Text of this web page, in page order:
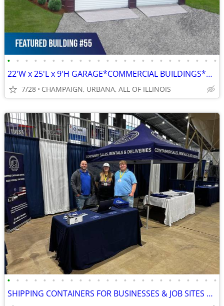
• • • • • • • • • • • • • • • • • • • • • • • •
22'W x 25'L x 9'H GARAGE*COMMERCIAL BUILDINGS*BARNS*RV COVERS
7/28 CHAMPAIGN, URBANA, ALL OF ILLINOIS
• • • • • • • • • • • • • • • • • • • • • • • •
SHIPPING CONTAINERS FOR BUSINESSES & JOB SITES 872-360-8481